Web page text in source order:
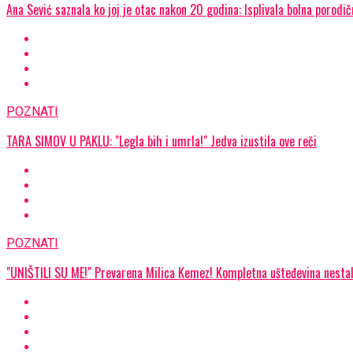
Ana Sević saznala ko joj je otac nakon 20 godina: Isplivala bolna
POZNATI
TARA SIMOV U PAKLU: "Legla bih i umrla!" Jedva izustila ove reči
POZNATI
"UNIŠTILI SU ME!" Prevarena Milica Kemez! Kompletna ušteđevina